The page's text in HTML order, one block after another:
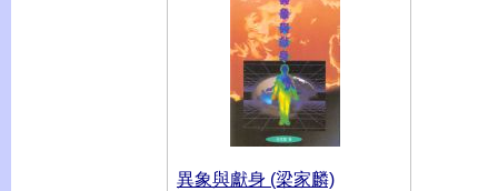
異象與獻身 (梁家麟)